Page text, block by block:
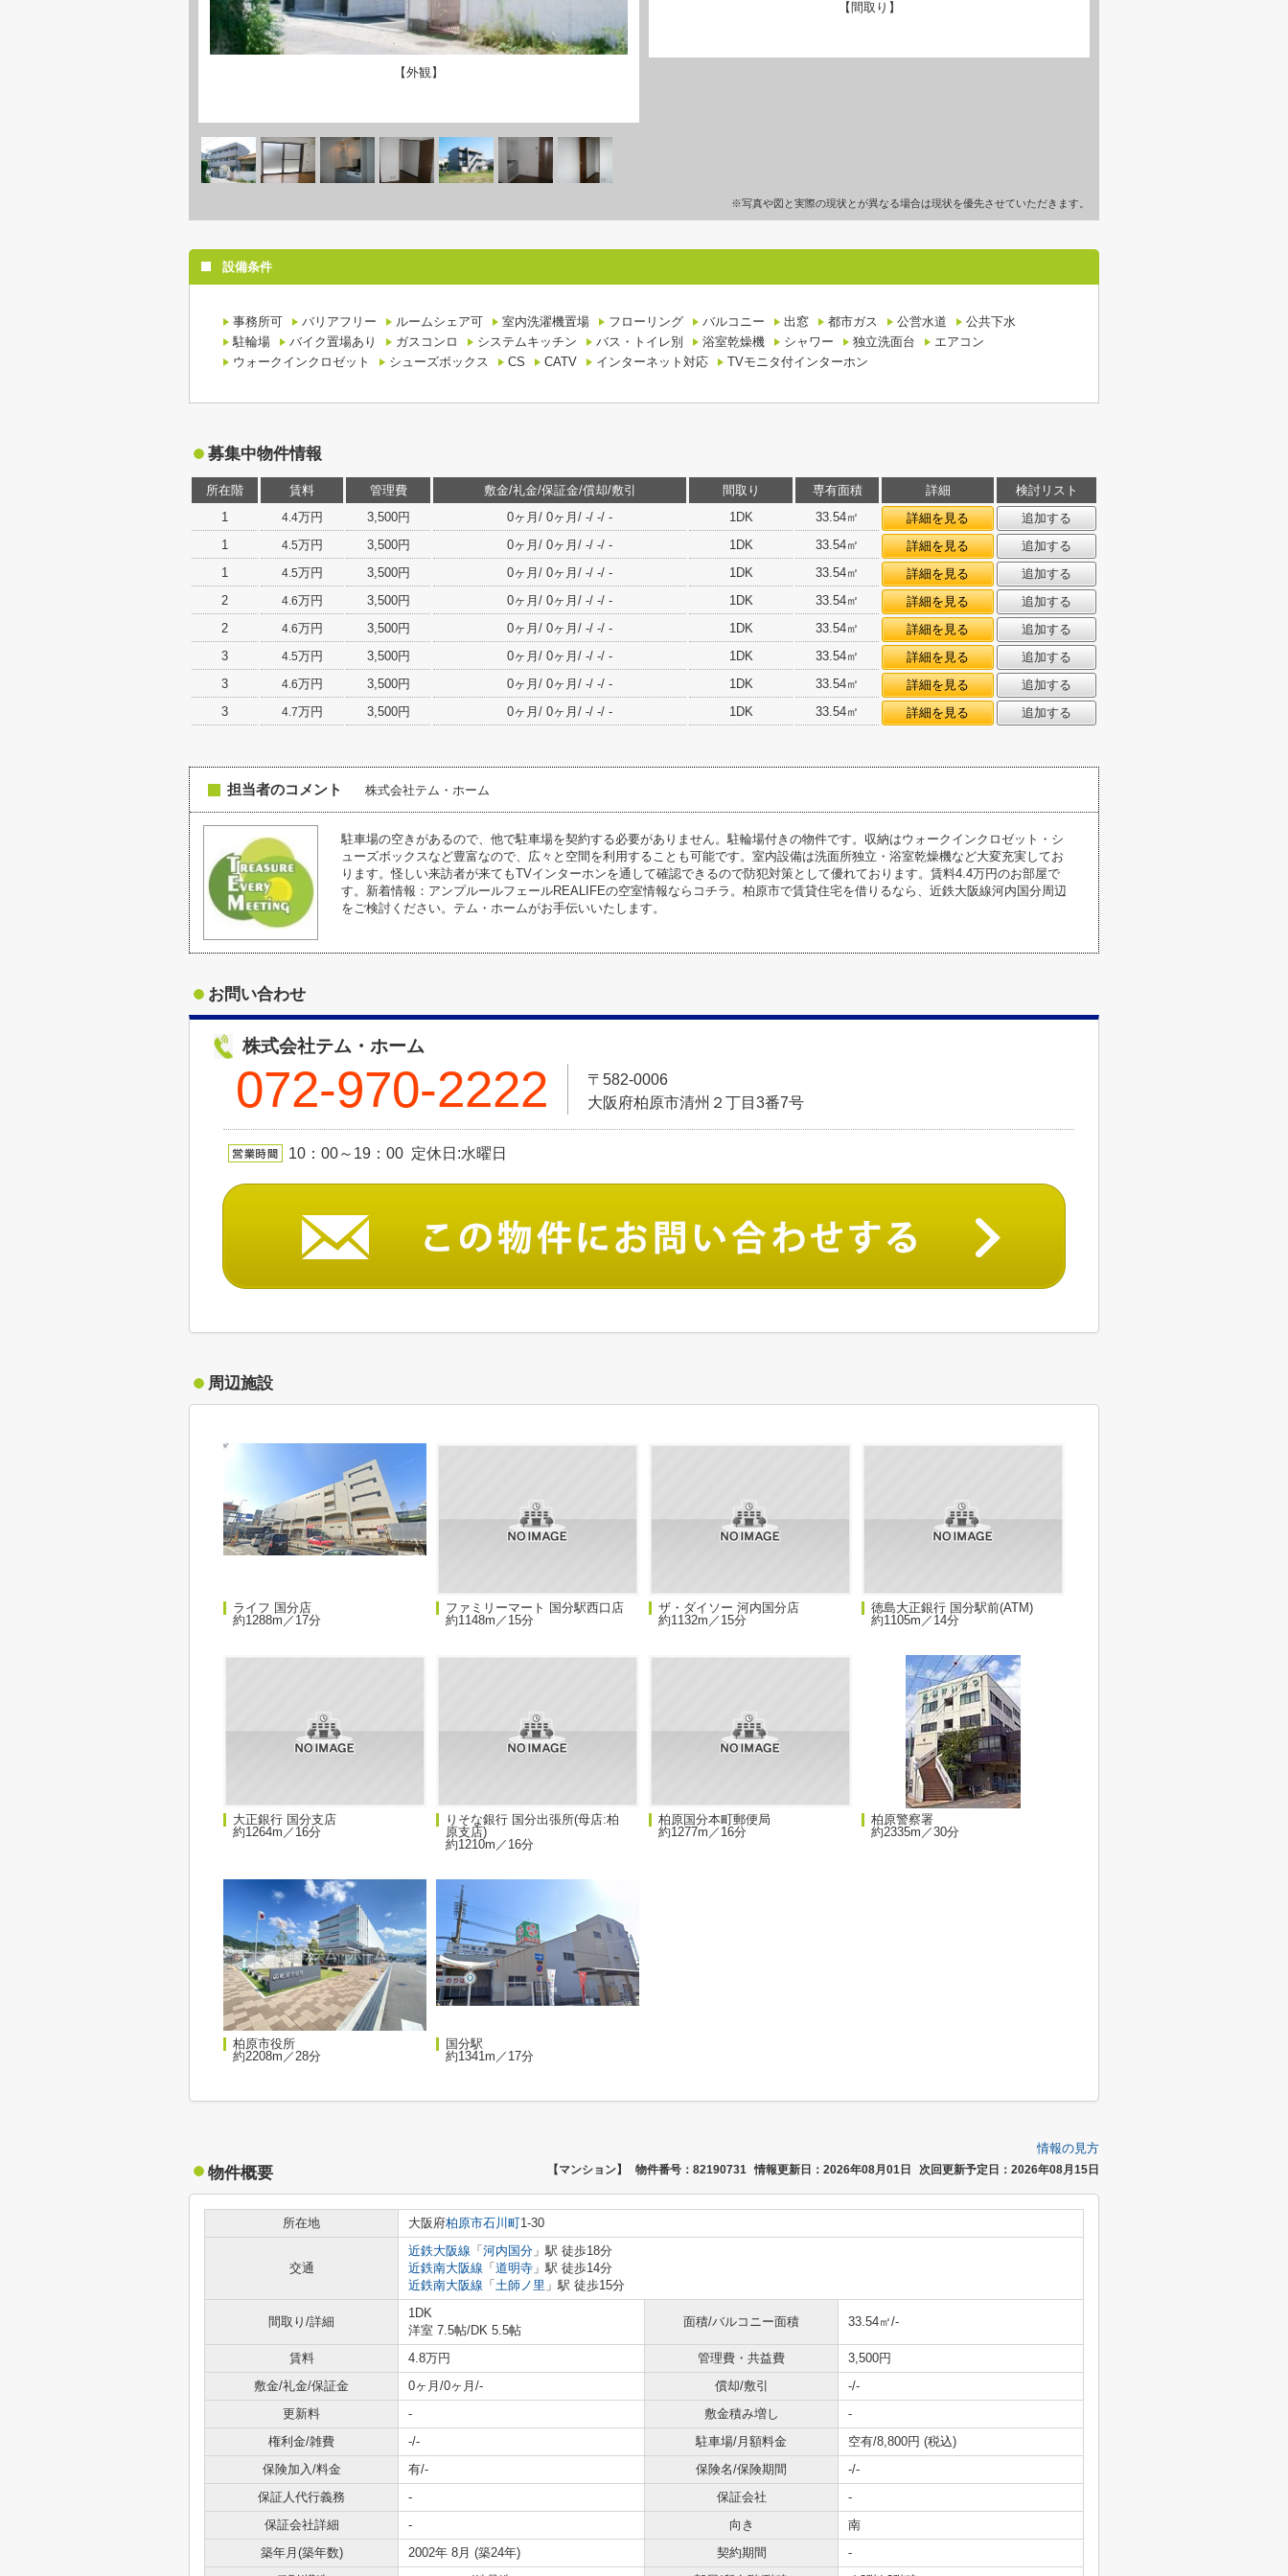
【外観】
【間取り】
※写真や図と実際の現状とが異なる場合は現状を優先させていただきます。
設備条件
事務所可 バリアフリー ルームシェア可 室内洗濯機置場 フローリング バルコニー 出窓 都市ガス 公営水道
公共下水
駐輪場
バイク置場あり ガスコンロ システムキッチン バス・トイレ別 浴室乾燥機 シャワー 独立洗面台
エアコン
ウォークインクロゼット
シューズボックス CS CATV インターネット対応 TVモニタ付インターホン
募集中物件情報
所在階 賃料 管理費 敷金/礼金/保証金/償却/敷引 間取り 専有面積 詳細
検討リスト
1
4.4万円 3,500円 0ヶ月/ 0ヶ月/ -/ -/ - 1DK 33.54㎡ 詳細を見る
追加する
1
4.5万円 3,500円 0ヶ月/ 0ヶ月/ -/ -/ - 1DK 33.54㎡ 詳細を見る
追加する
1
4.5万円 3,500円 0ヶ月/ 0ヶ月/ -/ -/ - 1DK 33.54㎡ 詳細を見る
追加する
2
4.6万円 3,500円 0ヶ月/ 0ヶ月/ -/ -/ - 1DK 33.54㎡ 詳細を見る
追加する
2
4.6万円 3,500円 0ヶ月/ 0ヶ月/ -/ -/ - 1DK 33.54㎡ 詳細を見る
追加する
3
4.5万円 3,500円 0ヶ月/ 0ヶ月/ -/ -/ - 1DK 33.54㎡ 詳細を見る
追加する
3
4.6万円 3,500円 0ヶ月/ 0ヶ月/ -/ -/ - 1DK 33.54㎡ 詳細を見る
追加する
3
4.7万円 3,500円 0ヶ月/ 0ヶ月/ -/ -/ - 1DK 33.54㎡ 詳細を見る 追加する
担当者のコメント 株式会社テム・ホーム
駐車場の空きがあるので、他で駐車場を契約する必要がありません。駐輪場付きの物件です。収納はウォークインクロゼット・シ
ューズボックスなど豊富なので、広々と空間を利用することも可能です。室内設備は洗面所独立・浴室乾燥機など大変充実してお
ります。怪しい来訪者が来てもTVインターホンを通して確認できるので防犯対策として優れております。賃料4.4万円のお部屋で
す。新着情報：アンプルールフェールREALIFEの空室情報ならコチラ。柏原市で賃貸住宅を借りるなら、近鉄大阪線河内国分周辺
をご検討ください。テム・ホームがお手伝いいたします。
お問い合わせ
株式会社テム・ホーム
072-970-2222
〒582-0006
大阪府柏原市清州２丁目3番7号
10：00～19：00 定休日:水曜日
周辺施設
ライフ 国分店
約1288m／17分
ファミリーマート 国分駅西口店
約1148m／15分
ザ・ダイソー 河内国分店
約1132m／15分
徳島大正銀行 国分駅前(ATM)
約1105m／14分
大正銀行 国分支店
約1264m／16分
りそな銀行 国分出張所(母店:柏
原支店)
約1210m／16分
柏原国分本町郵便局
約1277m／16分
柏原警察署
約2335m／30分
柏原市役所
約2208m／28分
国分駅
約1341m／17分
情報の見方
物件概要 【マンション】 物件番号：82190731 情報更新日：2026年08月01日 次回更新予定日：2026年08月15日
所在地 大阪府柏原市石川町1-30
交通
近鉄大阪線 「 河内国分 」駅 徒歩18分
近鉄南大阪線 「 道明寺 」駅 徒歩14分
近鉄南大阪線 「 土師ノ里 」駅 徒歩15分
間取り/詳細
1DK
洋室 7.5帖/DK 5.5帖
面積/バルコニー面積 33.54㎡/-
賃料 4.8万円 管理費・共益費
3,500円
敷金/礼金/保証金
0ヶ月/0ヶ月/- 償却/敷引
-/-
更新料
- 敷金積み増し
-
権利金/雑費
-/- 駐車場/月額料金
空有/8,800円 (税込)
保険加入/料金
有/- 保険名/保険期間
-/-
保証人代行義務
- 保証会社
-
保証会社詳細
- 向き
南
築年月(築年数)
2002年 8月 (築24年) 契約期間
-